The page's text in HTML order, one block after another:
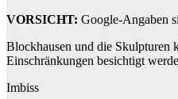
VORSICHT: Google-Angaben
Blockhausen und die Skulpturen
Einschränkungen besichtigt
Imbiss